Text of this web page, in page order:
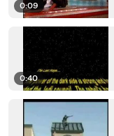
0:09
0:40